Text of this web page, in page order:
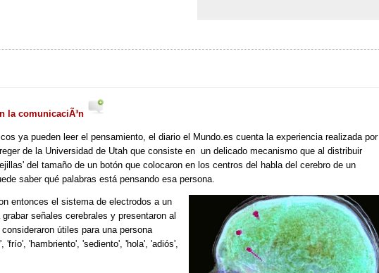
la comunicaciÃ³n
ya pueden leer el pensamiento, el diario el Mundo.es cuenta la experiencia realizada por
de la Universidad de Utah que consiste en un delicado mecanismo que al distribuir
del tamaño de un botón que colocaron en los centros del habla del cerebro de un
saber qué palabras está pensando esa persona.
entonces el sistema de electrodos a un
señales cerebrales y presentaron al
útiles para una persona
'frío', 'hambriento', 'sediento', 'hola', 'adiós',